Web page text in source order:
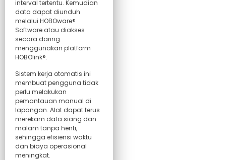
interval tertentu. Kemudian
data dapat diunduh
melalui HOBOware®
Software atau diakses
secara daring
menggunakan platform
HOBOlink®.
Sistem kerja otomatis ini
membuat pengguna tidak
perlu melakukan
pemantauan manual di
lapangan. Alat dapat terus
merekam data siang dan
malam tanpa henti,
sehingga efisiensi waktu
dan biaya operasional
meningkat.